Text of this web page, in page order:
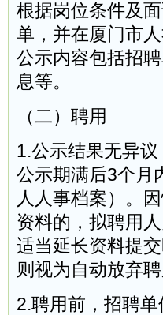
根据岗位条件及
单，并在厦门市
公示内容包括招
息等。
（二）聘用
1.公示结果无异
公示期满后3个月
人人事档案）。
资料的，拟聘用
适当延长资料提
则视为自动放弃聘
2.聘用前，招聘